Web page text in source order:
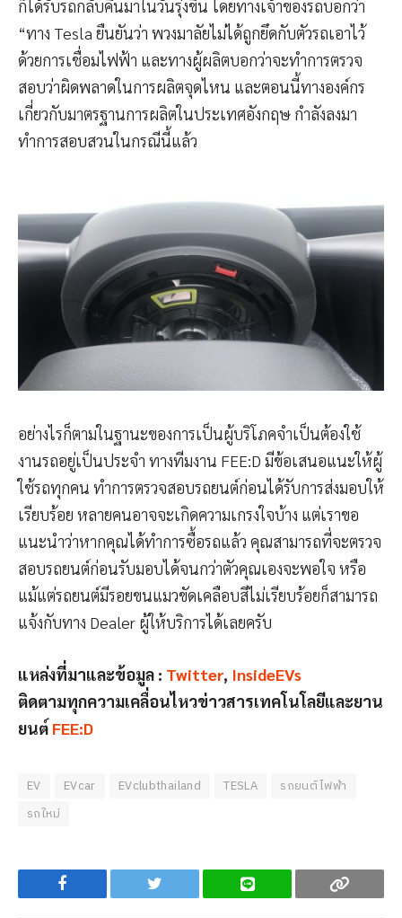
ก็ได้รับรถกลับคืนมาในวันรุ่งขึ้น โดยทางเจ้าของรถบอกว่า
“ทาง Tesla ยืนยันว่า พวงมาลัยไม่ได้ถูกยึดกับตัวรถเอาไว้
ด้วยการเชื่อมไฟฟ้า และทางผู้ผลิตบอกว่าจะทำการตรวจ
สอบว่าผิดพลาดในการผลิตจุดไหน และตอนนี้ทางองค์กร
เกี่ยวกับมาตรฐานการผลิตในประเทศอังกฤษ กำลังลงมา
ทำการสอบสวนในกรณีนี้แล้ว
อย่างไรก็ตามในฐานะของการเป็นผู้บริโภคจำเป็นต้องใช้
งานรถอยู่เป็นประจำ ทางทีมงาน FEE:D มีข้อเสนอแนะให้ผู้
ใช้รถทุกคน ทำการตรวจสอบรถยนต์ก่อนได้รับการส่งมอบให้
เรียบร้อย หลายคนอาจจะเกิดความเกรงใจบ้าง แต่เราขอ
แนะนำว่าหากคุณได้ทำการซื้อรถแล้ว คุณสามารถที่จะตรวจ
สอบรถยนต์ก่อนรับมอบได้จนกว่าตัวคุณเองจะพอใจ หรือ
แม้แต่รถยนต์มีรอยขนแมวขัดเคลือบสีไม่เรียบร้อยก็สามารถ
แจ้งกับทาง Dealer ผู้ให้บริการได้เลยครับ
แหล่งที่มาและข้อมูล : Twitter, InsideEVs
ติดตามทุกความเคลื่อนไหวข่าวสารเทคโนโลยีและยาน
ยนต์ FEE:D
EV EVcar EVclubthailand TESLA
รถยนต์ไฟฟ้า
รถใหม่
Facebook Twitter Line Copy